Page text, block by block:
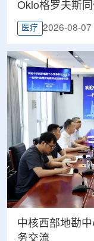
Oklo格罗夫斯
医疗 2026-08-07
中核西部地勘
务交流